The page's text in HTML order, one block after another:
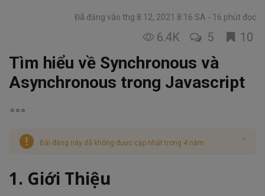
Đã đăng vào thg 8 12, 2021 8:16 SA 16 phút đọc
6.4K 5 10
Tìm hiểu về Synchronous và
Asynchronous trong Javascript
Bài đăng này đã không được cập nhật trong 4 năm
1. Giới Thiệu